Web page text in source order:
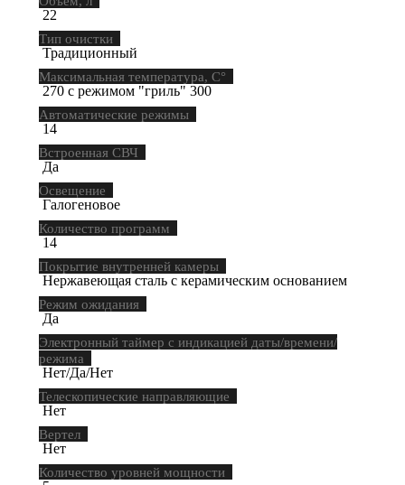
22
Тип очистки
Традиционный
Максимальная температура, С°
270 с режимом "гриль" 300
Автоматические режимы
14
Встроенная СВЧ
Да
Освещение
Галогеновое
Количество программ
14
Покрытие внутренней камеры
Нержавеющая сталь с керамическим основанием
Режим ожидания
Да
Электронный таймер с индикацией даты/времени/
режима
Нет/Да/Нет
Телескопические направляющие
Нет
Вертел
Нет
Количество уровней мощности